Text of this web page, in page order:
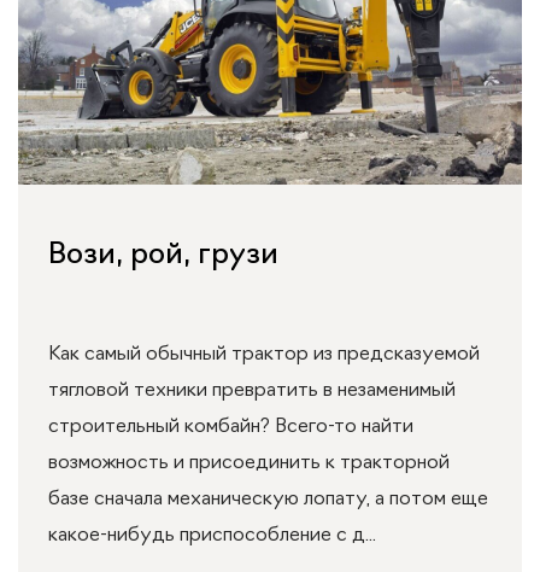
Вози, рой, грузи
Как самый обычный трактор из предсказуемой
тягловой техники превратить в незаменимый
строительный комбайн? Всего-то найти
возможность и присоединить к тракторной
базе сначала механическую лопату, а потом еще
какое-нибудь приспособление с д...